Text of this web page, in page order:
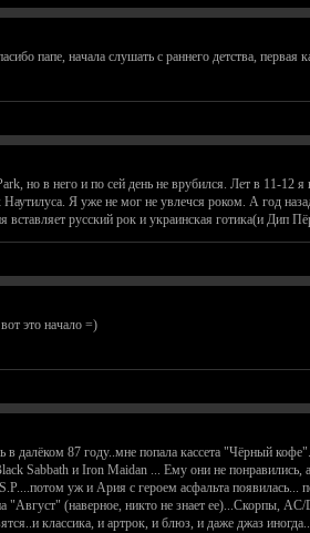
папе, начала слушать с раннего детства,
но в него и по сей день не врубился. Лет в 11-
Я уже не мог не увлечся роком. А год
вставляет русский рок и украинская готика(и Дип
это начало =)
в далёком 87 году..мне попала кассета "Чёрный
Sabbath и Iron Maidan ... Ему они не понравились,
уж и Ария с героем асфальта появилась...
"Август" (наверное, никто не знает ее)...Скорпы,
классика, и артрок, и блюз, и даже джаз